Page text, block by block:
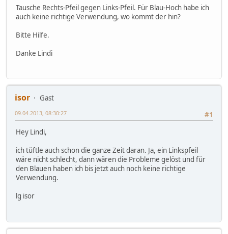
Tausche Rechts-Pfeil gegen Links-Pfeil. Für Blau-Hoch habe ich
auch keine richtige Verwendung, wo kommt der hin?
Bitte Hilfe.
Danke Lindi
isor
Gast
#1
09.04.2013, 08:30:27
Hey Lindi,
ich tüftle auch schon die ganze Zeit daran. Ja, ein Linkspfeil
wäre nicht schlecht, dann wären die Probleme gelöst und für
den Blauen haben ich bis jetzt auch noch keine richtige
Verwendung.
lg isor